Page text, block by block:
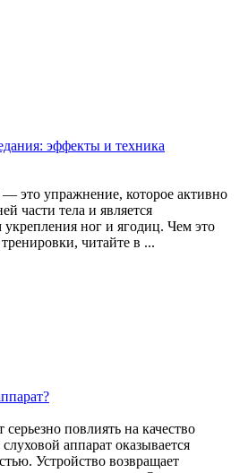
эффекты и техника
— это упражнение, которое активно
части тела и является
ног и ягодиц. Чем это
читайте в ...
повлиять на качество
аппарат оказывается
Устройство возвращает